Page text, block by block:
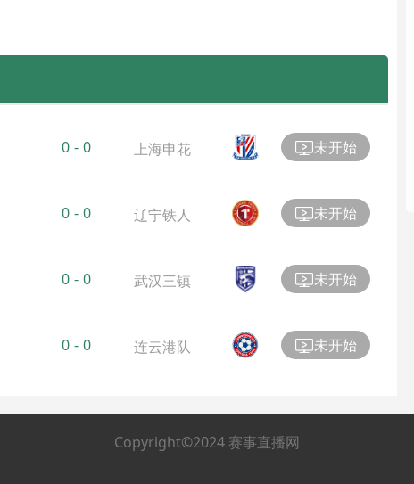
0 - 0 上海申花 未开始
0 - 0 辽宁铁人 未开始
0 - 0 武汉三镇 未开始
0 - 0 连云港队 未开始
Copyright©2024 赛事直播网